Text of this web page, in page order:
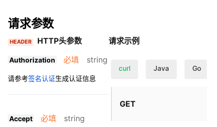
请求参数
HEADER HTTP头参数
Authorization 必填 string
请参考签名认证生成认证信息
Accept 必填 string
请求示例
curl Java Go
GET